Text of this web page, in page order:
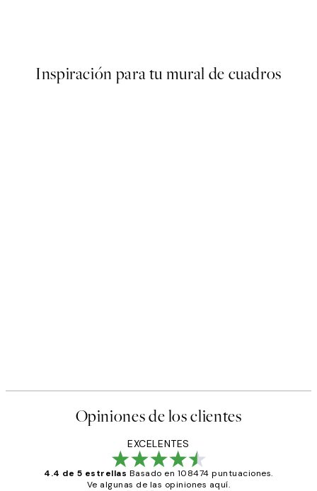
Inspiración para tu mural de cuadros
Opiniones de los clientes
EXCELENTES
4.4 de 5 estrellas Basado en 108474 puntuaciones.
Ve algunas de las opiniones aquí.